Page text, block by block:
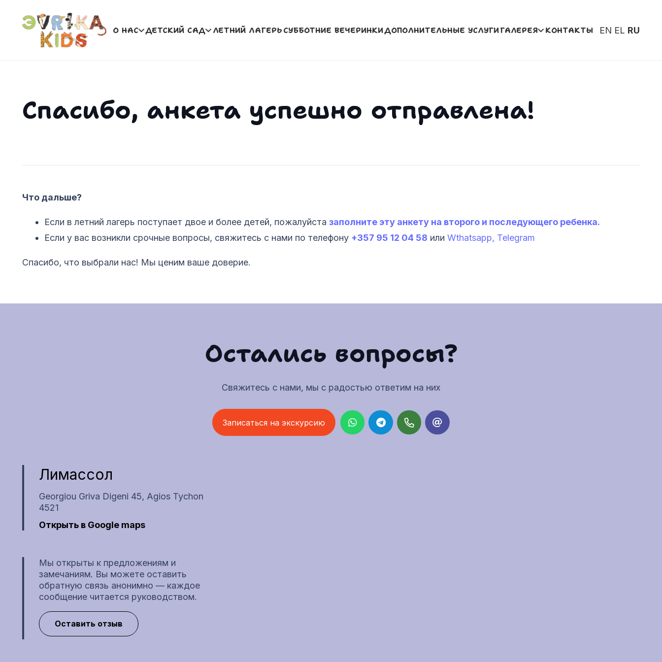
О НАС ДЕТСКИЙ САД ЛЕТНИЙ ЛАГЕРЬСУББОТНИЕ ВЕЧЕРИНКИДОПОЛНИТЕЛЬНЫЕ УСЛУГИГАЛЕРЕЯ КОНТАКТЫ EN EL RU
Спасибо, анкета успешно отправлена!
Что дальше?
Если в летний лагерь поступает двое и более детей, пожалуйста заполните эту анкету на второго и последующего ребенка.
Если у вас возникли срочные вопросы, свяжитесь с нами по телефону +357 95 12 04 58 или Wthatsapp, Telegram
Спасибо, что выбрали нас! Мы ценим ваше доверие.
Остались вопросы?
Свяжитесь с нами, мы с радостью ответим на них
Записаться на экскурсию
Лимассол
Georgiou Griva Digeni 45, Agios Tychon
4521
Открыть в Google maps
Мы открыты к предложениям и
замечаниям. Вы можете оставить
обратную связь анонимно — каждое
сообщение читается руководством.
Оставить отзыв